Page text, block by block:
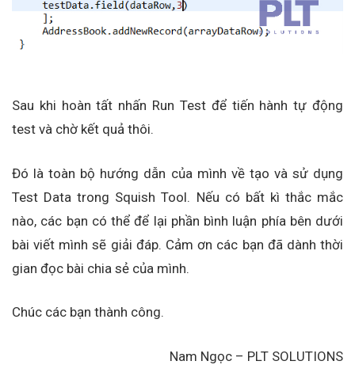
Sau khi hoàn tất nhấn Run Test để tiến hành tự động
test và chờ kết quả thôi.
Đó là toàn bộ hướng dẫn của mình về tạo và sử dụng
Test Data trong Squish Tool. Nếu có bất kì thắc mắc
nào, các bạn có thể để lại phần bình luận phía bên dưới
bài viết mình sẽ giải đáp. Cảm ơn các bạn đã dành thời
gian đọc bài chia sẻ của mình.
Chúc các bạn thành công.
Nam Ngọc – PLT SOLUTIONS